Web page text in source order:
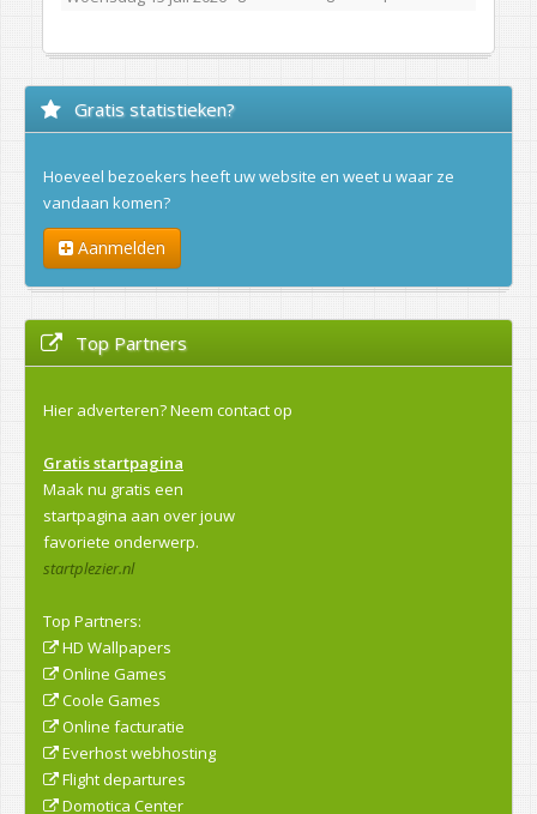
Gratis statistieken?
Hoeveel bezoekers heeft uw website en weet u waar ze
vandaan komen?
Aanmelden
Top Partners
Hier adverteren?Neem contact op
Gratis startpagina
Maak nu gratis een
startpagina aan over jouw
favoriete onderwerp.
startplezier.nl
Top Partners:
HD Wallpapers
Online Games
Coole Games
Online facturatie
Everhost webhosting
Flight departures
Domotica Center